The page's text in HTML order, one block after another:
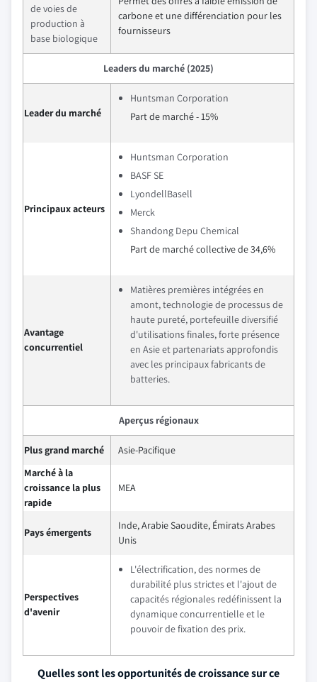
de voies de
production à
base biologique
carbone et une différenciation pour les
fournisseurs
Leaders du marché (2025)
Leader du marché
Huntsman Corporation
Part de marché - 15%
Principaux acteurs
Huntsman Corporation
BASF SE
LyondellBasell
Merck
Shandong Depu Chemical
Part de marché collective de 34,6%
Avantage
concurrentiel
Matières premières intégrées en
amont, technologie de processus de
haute pureté, portefeuille diversifié
d'utilisations finales, forte présence
en Asie et partenariats approfondis
avec les principaux fabricants de
batteries.
Aperçus régionaux
Plus grand marché
Asie-Pacifique
Marché à la
croissance la plus
rapide
MEA
Pays émergents
Inde, Arabie Saoudite, Émirats Arabes
Unis
Perspectives
d'avenir
L'électrification, des normes de
durabilité plus strictes et l'ajout de
capacités régionales redéfinissent la
dynamique concurrentielle et le
pouvoir de fixation des prix.
Quelles sont les opportunités de croissance sur ce